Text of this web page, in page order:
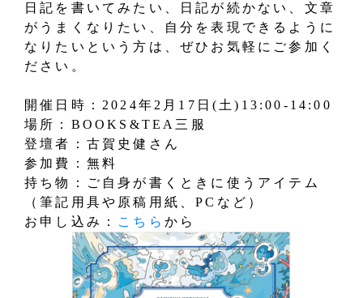
日記を書いてみたい、日記が続かない、文章
がうまくなりたい、自分を表現できるように
なりたいという方は、ぜひお気軽にご参加く
ださい。
開催日時：2024年2月17日(土)13:00‐14:00
場所：BOOKS&TEA三服
登壇者：古賀史健さん
参加費：無料
持ち物：ご自身が書くときに使うアイテム
（筆記用具や原稿用紙、PCなど）
お申し込み：
こちら から